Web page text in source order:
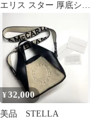
エリス スター 厚底シュ
¥32,000
美品 STELLA